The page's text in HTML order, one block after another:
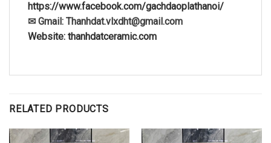
https://www.facebook.com/gachdaoplathanoi/
✉ Gmail: Thanhdat.vlxdht@gmail.com
Website: thanhdatceramic.com
RELATED PRODUCTS